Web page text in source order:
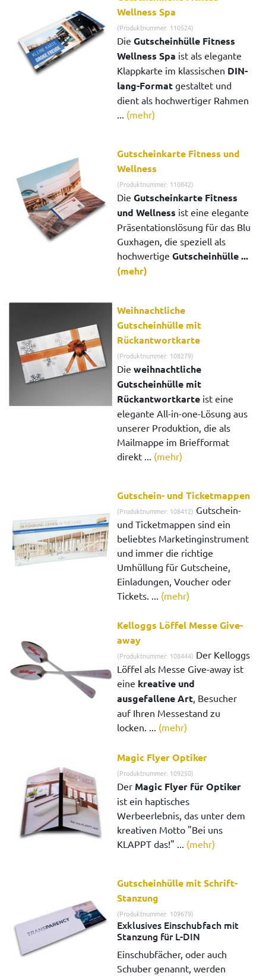
Wellness Spa
(Produktnummer: 110524)
DieGutscheinhülle Fitness
Wellness Spa ist als elegante
Klappkarte im klassischen DIN-
lang-Format gestaltet und
dient als hochwertiger Rahmen
... (mehr)
Gutscheinkarte Fitness und
Wellness
(Produktnummer: 110842)
DieGutscheinkarte Fitness
und Wellness ist eine elegante
Präsentationslösung für das Blu
Guxhagen, die speziell als
hochwertigeGutscheinhülle ...
(mehr)
Weihnachtliche
Gutscheinhülle mit
Rückantwortkarte
(Produktnummer: 108279)
Dieweihnachtliche
Gutscheinhülle mit
Rückantwortkarte ist eine
elegante All-in-one-Lösung aus
unserer Produktion, die als
Mailmappe im Briefformat
direkt ... (mehr)
Gutschein- und Ticketmappen
(Produktnummer: 108412) Gutschein-
und Ticketmappen sind ein
beliebtes Marketinginstrument
und immer die richtige
Umhüllung für Gutscheine,
Einladungen, Voucher oder
Tickets. ... (mehr)
Kelloggs Löffel Messe Give-
away
(Produktnummer: 108444) Der Kelloggs
Löffel als Messe Give-away ist
eine kreative und
ausgefallene Art, Besucher
auf Ihren Messestand zu
locken. ... (mehr)
Magic Flyer Optiker
(Produktnummer: 109250)
Der Magic Flyer für Optiker
ist ein haptisches
Werbeerlebnis, das unter dem
kreativen Motto "Bei uns
KLAPPT das!" ... (mehr)
Gutscheinhülle mit Schrift-
Stanzung
(Produktnummer: 109679)
Exklusives Einschubfach mit
Stanzung für L-DIN
Einschubfächer, oder auch
Schuber genannt, werden